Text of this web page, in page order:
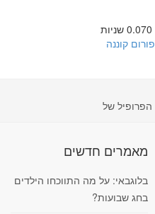
פורום קוננה
הפרופיל של
מאמרים חדשים
בלוגבאי: על מה התווכחו הילדים
בחג שבועות?